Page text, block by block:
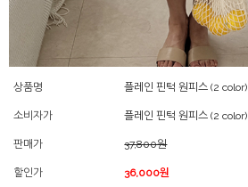
상품명 플레인 핀턱 원피스 (2 color)
소비자가 플레인 핀턱 원피스 (2 color)
판매가 37,800원
할인가 36,000원